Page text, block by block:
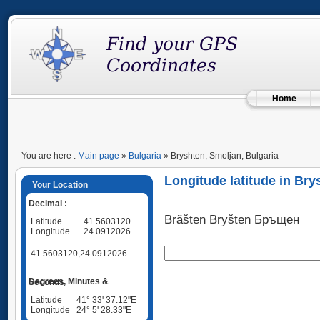
Home
You are here : Main page » Bulgaria » Bryshten, Smoljan, Bulgaria
Your Location
Decimal :
Latitude
41.5603120
Longitude
24.0912026
41.5603120,24.0912026
Degrees, Minutes & Seconds
Latitude
41° 33' 37.12"E
Longitude
24° 5' 28.33"E
Longitude latitude in
Brăšten Bryšten Бръщен